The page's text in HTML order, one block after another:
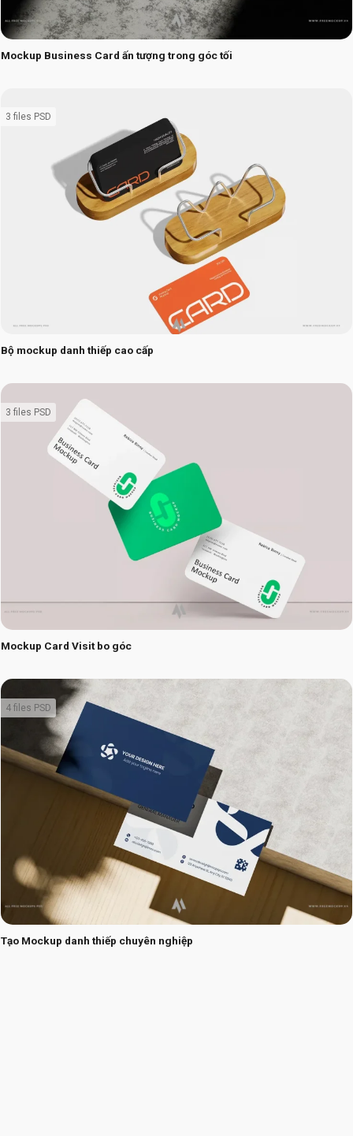
Mockup Business Card ấn tượng trong góc tối
Bộ mockup danh thiếp cao cấp
3 files PSD
Mockup Card Visit bo góc
3 files PSD
Tạo Mockup danh thiếp chuyên nghiệp
4 files PSD